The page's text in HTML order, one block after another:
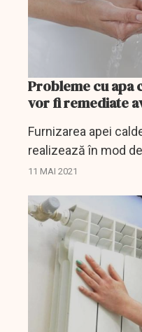
Probleme cu apa
vor fi remediate
Furnizarea apei
realizează în mod
imobile din
Termoenergetica.
11 MAI 2021